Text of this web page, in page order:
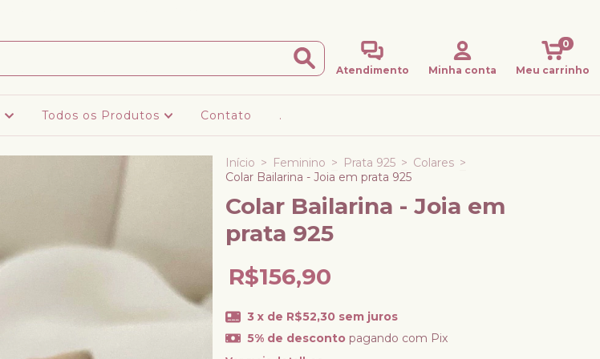
Atendimento Minha conta Meu carrinho
0
Todos os Produtos Contato .
Início > Feminino > Prata 925 > Colares >
Colar Bailarina - Joia em prata 925
Colar Bailarina - Joia em
prata 925
R$156,90
3 x de R$52,30 sem juros
5% de desconto pagando com Pix